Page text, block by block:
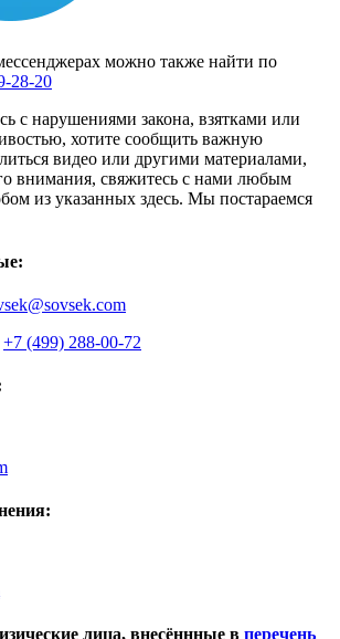
можно также найти по
28-20
с нарушениями закона, взятками или
хотите сообщить важную
видео или другими материалами,
внимания, свяжитесь с нами любым
из указанных здесь. Мы постараемся
+7 (499) 288-00-72
лица, внесённные в перечень